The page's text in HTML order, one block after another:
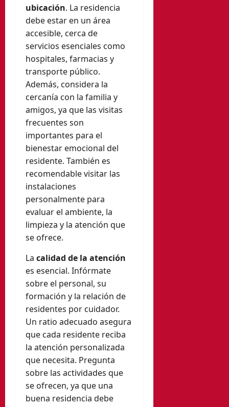
ubicación. La residencia
debe estar en un área
accesible, cerca de
servicios esenciales como
hospitales, farmacias y
transporte público.
Además, considera la
cercanía con la familia y
amigos, ya que las visitas
frecuentes son
importantes para el
bienestar emocional del
residente. También es
recomendable visitar las
instalaciones
personalmente para
evaluar el ambiente, la
limpieza y la atención que
se ofrece.
La calidad de la atención
es esencial. Infórmate
sobre el personal, su
formación y la relación de
residentes por cuidador.
Un ratio adecuado asegura
que cada residente reciba
la atención personalizada
que necesita. Pregunta
sobre las actividades que
se ofrecen, ya que una
buena residencia debe